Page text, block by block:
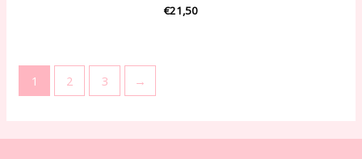
€21,50
1 2 3 →